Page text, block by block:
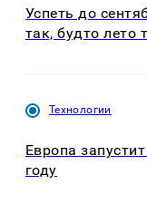
Успеть до
так, будто лето
Технологии
Европа
году